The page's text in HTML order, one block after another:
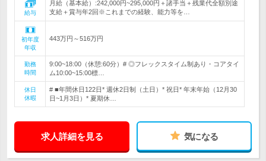
給与
月給（基本給）:242,000円~295,000円＋諸手当＋残業代全額別途
支給＋賞与年2回※これまでの経験、能力等を…
初年度
年収
443万円～516万円
勤務
時間
9:00~18:00（休憩:60分）# ◎フレックスタイム制あり・コアタイ
ム10:00~15:00標…
休日
休暇
# ■年間休日122日* 週休2日制（土日）* 祝日* 年末年始（12月30
日~1月3日）* 夏期休…
求人詳細を見る 気になる